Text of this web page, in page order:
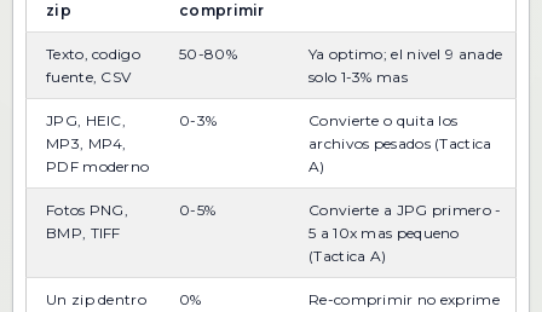
zip
comprimir
Texto, codigo
fuente, CSV
50-80%
Ya optimo; el nivel 9 anade
solo 1-3% mas
JPG, HEIC,
MP3, MP4,
PDF moderno
0-3%
Convierte o quita los
archivos pesados (Tactica
A)
Fotos PNG,
BMP, TIFF
0-5%
Convierte a JPG primero -
5 a 10x mas pequeno
(Tactica A)
Un zip dentro
0%
Re-comprimir no exprime